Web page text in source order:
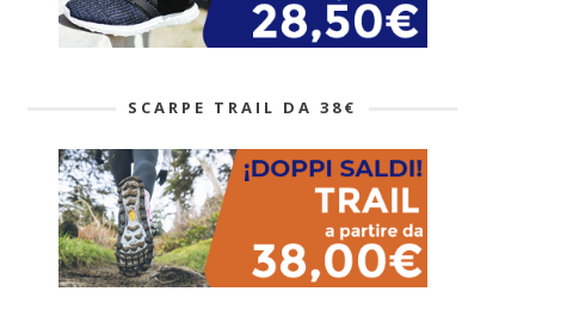
SCARPE TRAIL DA 38€